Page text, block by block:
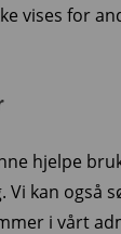
vises for
hjelpe
Vi kan også
i vårt